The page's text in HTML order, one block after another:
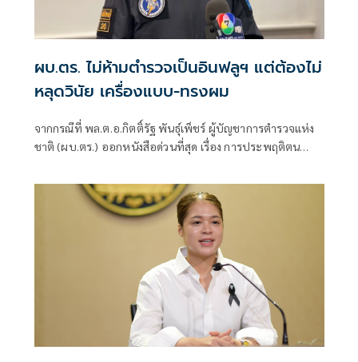
ผบ.ตร. ไม่ห้ามตำรวจเป็นอินฟลูฯ แต่ต้องไม่
หลุดวินัย เครื่องแบบ-ทรงผม
จากกรณีที่ พล.ต.อ.กิตติ์รัฐ พันธุ์เพ็ชร์ ผู้บัญชาการตำรวจแห่ง
ชาติ (ผบ.ตร.) ออกหนังสือด่วนที่สุด เรื่อง การประพฤติตน
เฉพาะตำรวจอินโฟเอนเซอร์ที่ปรากฏตัวทางสื่อสาธารณะ สื่อ
สังคมออนไลน์ และกลุ่มอินฟลูเอนเซอร์ ที่ต้องเน้นภาพลักษณ์ที่